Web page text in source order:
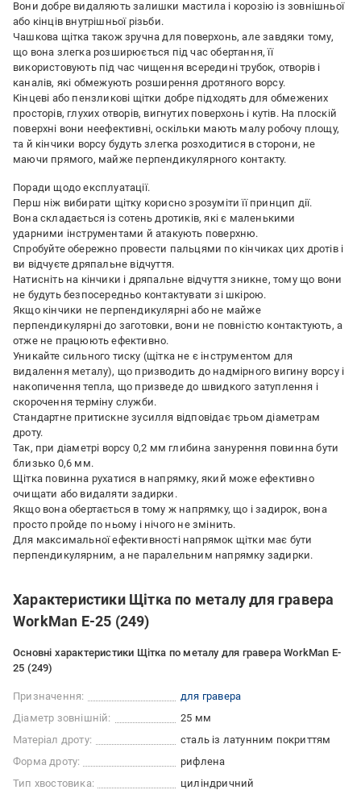
Вони добре видаляють залишки мастила і корозію із зовнішньої
або кінців внутрішньої різьби.
Чашкова щітка також зручна для поверхонь, але завдяки тому,
що вона злегка розширюється під час обертання, її
використовують під час чищення всередині трубок, отворів і
каналів, які обмежують розширення дротяного ворсу.
Кінцеві або пензликові щітки добре підходять для обмежених
просторів, глухих отворів, вигнутих поверхонь і кутів. На плоскій
поверхні вони неефективні, оскільки мають малу робочу площу,
та й кінчики ворсу будуть злегка розходитися в сторони, не
маючи прямого, майже перпендикулярного контакту.
Поради щодо експлуатації.
Перш ніж вибирати щітку корисно зрозуміти її принцип дії.
Вона складається із сотень дротиків, які є маленькими
ударними інструментами й атакують поверхню.
Спробуйте обережно провести пальцями по кінчиках цих дротів і
ви відчуєте дряпальне відчуття.
Натисніть на кінчики і дряпальне відчуття зникне, тому що вони
не будуть безпосередньо контактувати зі шкірою.
Якщо кінчики не перпендикулярні або не майже
перпендикулярні до заготовки, вони не повністю контактують, а
отже не працюють ефективно.
Уникайте сильного тиску (щітка не є інструментом для
видалення металу), що призводить до надмірного вигину ворсу і
накопичення тепла, що призведе до швидкого затуплення і
скорочення терміну служби.
Стандартне притискне зусилля відповідає трьом діаметрам
дроту.
Так, при діаметрі ворсу 0,2 мм глибина занурення повинна бути
близько 0,6 мм.
Щітка повинна рухатися в напрямку, який може ефективно
очищати або видаляти задирки.
Якщо вона обертається в тому ж напрямку, що і задирок, вона
просто пройде по ньому і нічого не змінить.
Для максимальної ефективності напрямок щітки має бути
перпендикулярним, а не паралельним напрямку задирки.
Характеристики Щітка по металу для гравера
WorkMan E-25 (249)
Основні характеристики Щітка по металу для гравера WorkMan E-
25 (249)
Призначення:
для гравера
Діаметр зовнішній:
25 мм
Матеріал дроту:
сталь із латунним покриттям
Форма дроту:
рифлена
Тип хвостовика:
циліндричний